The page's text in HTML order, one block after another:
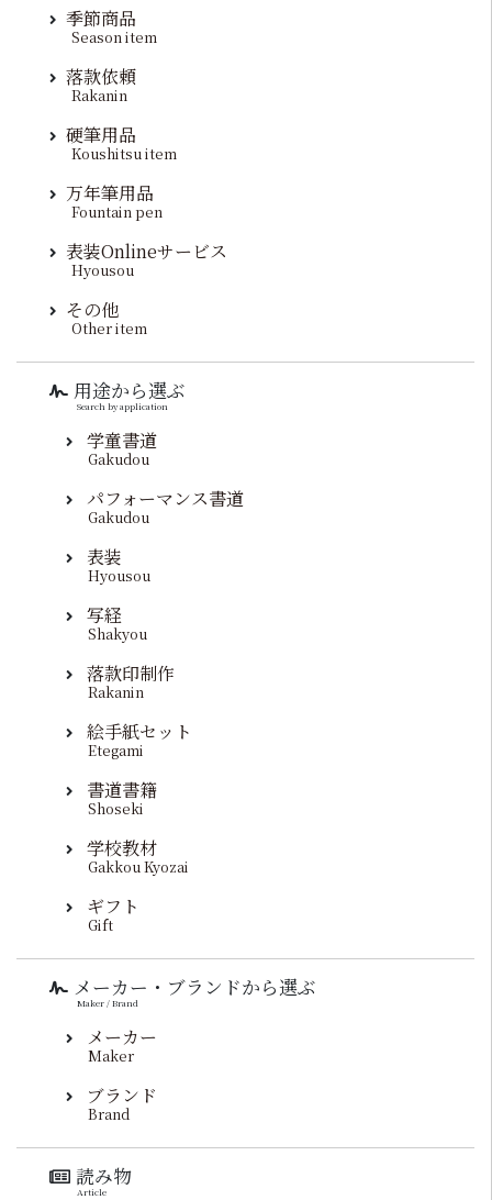
季節商品
Season item
落款依頼
Rakanin
硬筆用品
Koushitsu item
万年筆用品
Fountain pen
表装Onlineサービス
Hyousou
その他
Other item
用途から選ぶ
Search by application
学童書道
Gakudou
パフォーマンス書道
Gakudou
表装
Hyousou
写経
Shakyou
落款印制作
Rakanin
絵手紙セット
Etegami
書道書籍
Shoseki
学校教材
Gakkou Kyozai
ギフト
Gift
メーカー・ブランドから選ぶ
Maker / Brand
メーカー
Maker
ブランド
Brand
読み物
Article